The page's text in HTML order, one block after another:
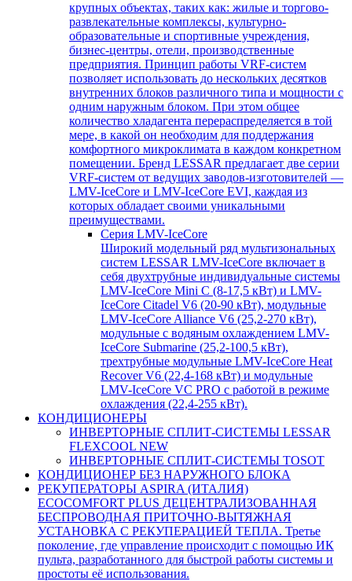
крупных объектах, таких как: жилые и торгово-
развлекательные комплексы, культурно-
образовательные и спортивные учреждения,
бизнес-центры, отели, производственные
предприятия. Принцип работы VRF-систем
позволяет использовать до нескольких десятков
внутренних блоков различного типа и мощности с
одним наружным блоком. При этом общее
количество хладагента перераспределяется в той
мере, в какой он необходим для поддержания
комфортного микроклимата в каждом конкретном
помещении. Бренд LESSAR предлагает две серии
VRF-систем от ведущих заводов-изготовителей —
LMV-IceCore и LMV-IceCore EVI, каждая из
которых обладает своими уникальными
преимуществами.
Серия LMV-IceCore
Широкий модельный ряд мультизональных
систем LESSAR LMV-IceCore включает в
себя двухтрубные индивидуальные системы
LMV-IceCore Mini C (8-17,5 кВт) и LMV-
IceCore Citadel V6 (20-90 кВт), модульные
LMV-IceCore Alliance V6 (25,2-270 кВт),
модульные с водяным охлаждением LMV-
IceCore Submarine (25,2-100,5 кВт),
трехтрубные модульные LMV-IceCore Heat
Recover V6 (22,4-168 кВт) и модульные
LMV-IceCore VC PRO с работой в режиме
охлаждения (22,4-255 кВт).
КОНДИЦИОНЕРЫ
ИНВЕРТОРНЫЕ СПЛИТ-СИСТЕМЫ LESSAR
FLEXCOOL NEW
ИНВЕРТОРНЫЕ СПЛИТ-СИСТЕМЫ TOSOT
КОНДИЦИОНЕР БЕЗ НАРУЖНОГО БЛОКА
РЕКУПЕРАТОРЫ ASPIRA (ИТАЛИЯ)
ECOCOMFORT PLUS ДЕЦЕНТРАЛИЗОВАННАЯ
БЕСПРОВОДНАЯ ПРИТОЧНО-ВЫТЯЖНАЯ
УСТАНОВКА С РЕКУПЕРАЦИЕЙ ТЕПЛА. Третье
поколение, где управление происходит с помощью ИК
пульта, разработанного для быстрой работы системы и
простоты её использования.